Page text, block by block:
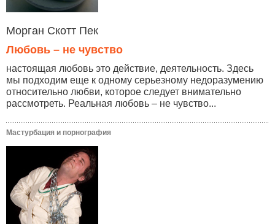
Морган Скотт Пек
Любовь – не чувство
настоящая любовь это действие, деятельность. Здесь
мы подходим еще к одному серьезному недоразумению
относительно любви, которое следует внимательно
рассмотреть. Реальная любовь – не чувство...
Мастурбация и порнография